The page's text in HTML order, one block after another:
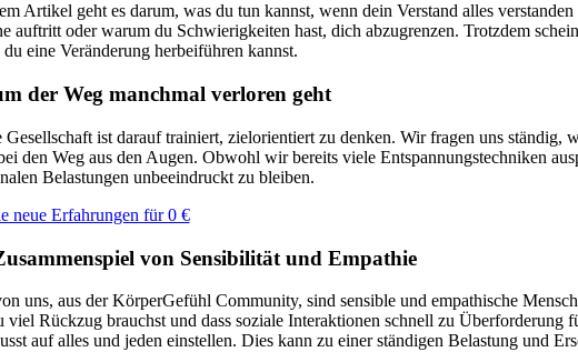
Artikel geht es darum, was du tun kannst, wenn dein Verstand alles
auftritt oder warum du Schwierigkeiten hast, dich abzugrenzen. Trotzdem
eine Veränderung herbeiführen kannst.
der Weg manchmal verloren geht
Gesellschaft ist darauf trainiert, zielorientiert zu denken. Wir fragen uns
den Weg aus den Augen. Obwohl wir bereits viele Entspannungstechniken
Belastungen unbeeindruckt zu bleiben.
neue Erfahrungen für 0 €
von Sensibilität und Empathie
uns, aus der KörperGefühl Community, sind sensible und empathische
viel Rückzug brauchst und dass soziale Interaktionen schnell zu
auf alles und jeden einstellen. Dies kann zu einer ständigen Belastung und